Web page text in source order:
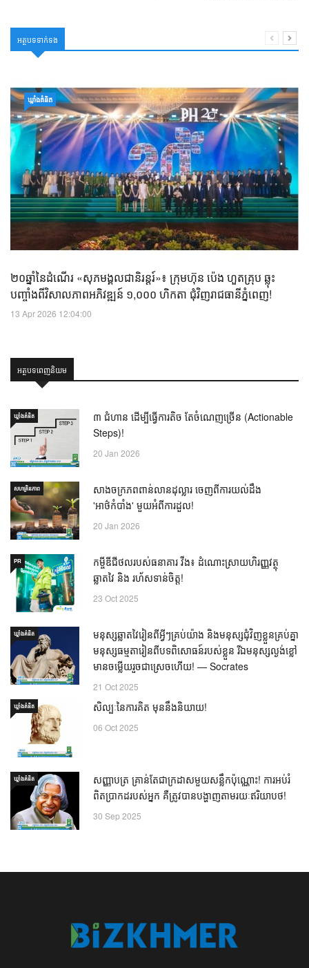
អត្ថបទទាក់ទង
ឃ្លាំង​គំនិត
២០ឆ្នាំនៃដំណើរ «សុភមង្គលជានិរន្តរ៍»៖ ក្រុមហ៊ុន ប៉េង ហួតគ្រុប ឆ្លុះ
បញ្ចាំងពីវិសាលភាពអភិវឌ្ឍន៍ ១,០០០ ហិកតា ជុំវិញរាជធានីភ្នំពេញ!
13 Apr 2026 12:04:00
អត្ថបទពេញនិយម
ឃ្លាំង​គំនិត
៣ ជំហាន ដើម្បីធ្វើការតិច តែចំណេញច្រើន (Actionable
Steps)!
20 Jan 2026
សហគ្រិនភាព
សាងចក្រភពពាន់លានដុល្លារ ចេញពីការយល់ដឹង
'អាថ៌កំបាំង' មួយអំពីការដួល!
20 Jan 2026
PR
កម្ចីឌីជីថលរបស់ធនាគារ វីង៖ ដំណោះស្រាយហិរញ្ញវត្ថុ
ឆ្លាតវៃ និង រហ័សទាន់ចិត្ត!
23 Oct 2025
ឃ្លាំង​គំនិត
មនុស្សឆ្លាតវៃរៀនពីអ្វីៗគ្រប់យ៉ាង និងមនុស្សជុំវិញខ្លួនគ្រប់គ្នា
មនុស្សធម្មតារៀនពីបទពិសោធន៍របស់ខ្លួន រីឯមនុស្សល្ងង់ខ្លៅ
មានចម្លើយរួចជាស្រេចហើយ! — Socrates
21 Oct 2025
ឃ្លាំង​គំនិត សិល្បៈនៃការគិត មុននឹងនិយាយ!
06 Oct 2025
ឃ្លាំង​គំនិត
សញ្ញាបត្រ គ្រាន់តែជាក្រដាសមួយសន្លឹកប៉ុណ្ណោះ! ការអប់រំ
ពិតប្រាកដរបស់អ្នក គឺត្រូវបានបង្ហាញតាមរយៈឥរិយាបថ!
30 Sep 2025